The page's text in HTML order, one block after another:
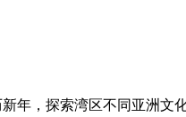
年，探索湾区不同亚洲文